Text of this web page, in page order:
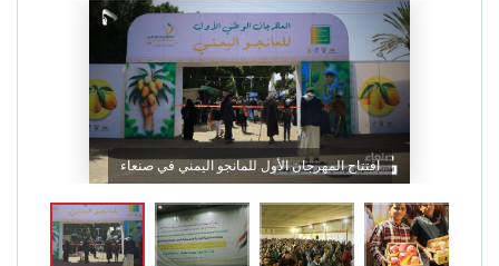
افتتاح المهرجان الأول للمانجو اليمني في صنعاء